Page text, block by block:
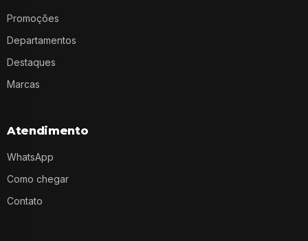
Promoções
Departamentos
Destaques
Marcas
Atendimento
WhatsApp
Como chegar
Contato